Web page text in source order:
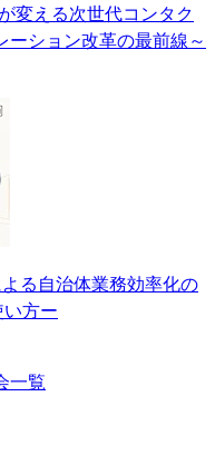
変える次世代コンタク
ーション改革の最前線～
る自治体業務効率化の
方ー
一覧